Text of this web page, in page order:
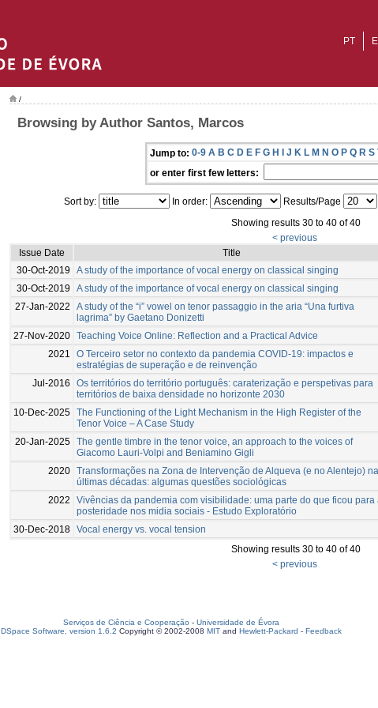
PT
/
Browsing by Author Santos, Marcos
Jump to: 0-9 A B C D E F G H I J K L M N O P Q R S
or enter first few letters:
Sort by: In order: Results/Page
Showing results 30 to 40 of 40
< previous
Issue Date
Title
30-Oct-2019
A study of the importance of vocal energy on classical singing
30-Oct-2019
A study of the importance of vocal energy on classical singing
27-Jan-2022
A study of the “i” vowel on tenor passaggio in the aria “Una furtiva
lagrima” by Gaetano Donizetti
27-Nov-2020 Teaching Voice Online: Reflection and a Practical Advice
2021
O Terceiro setor no contexto da pandemia COVID-19: impactos e
estratégias de superação e de reinvenção
Jul-2016
Os territórios do território português: caraterização e perspetivas para
territórios de baixa densidade no horizonte 2030
10-Dec-2025 The Functioning of the Light Mechanism in the High Register of the
Tenor Voice – A Case Study
20-Jan-2025 The gentle timbre in the tenor voice, an approach to the voices of
Giacomo Lauri-Volpi and Beniamino Gigli
2020 Transformações na Zona de Intervenção de Alqueva (e no Alentejo)
últimas décadas: algumas questões sociológicas
2022
Vivências da pandemia com visibilidade: uma parte do que ficou para
posteridade nos midia sociais - Estudo Exploratório
30-Dec-2018 Vocal energy vs. vocal tension
Showing results 30 to 40 of 40
< previous
Serviços de Ciência e Cooperação - Universidade de Évora
DSpace Software, version 1.6.2 Copyright © 2002-2008 MIT and Hewlett-Packard - Feedback